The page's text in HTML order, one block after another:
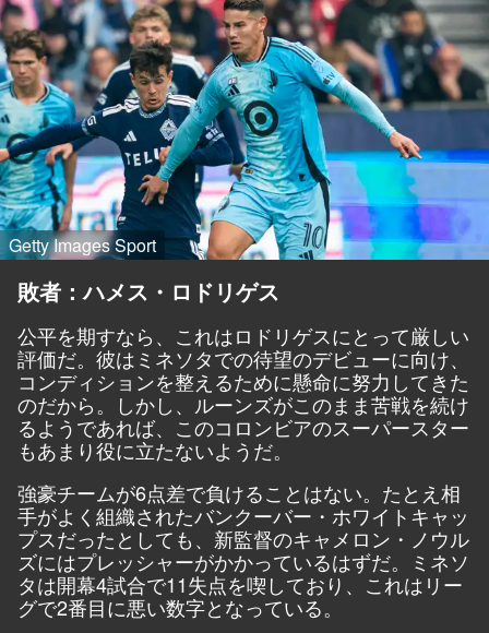
Getty Images Sport
敗者：ハメス・ロドリゲス
公平を期すなら、これはロドリゲスにとって厳しい
評価だ。彼はミネソタでの待望のデビューに向け、
コンディションを整えるために懸命に努力してきた
のだから。しかし、ルーンズがこのまま苦戦を続け
るようであれば、このコロンビアのスーパースター
もあまり役に立たないようだ。
強豪チームが6点差で負けることはない。たとえ相
手がよく組織されたバンクーバー・ホワイトキャッ
プスだったとしても、新監督のキャメロン・ノウル
ズにはプレッシャーがかかっているはずだ。ミネソ
タは開幕4試合で11失点を喫しており、これはリー
グで2番目に悪い数字となっている。